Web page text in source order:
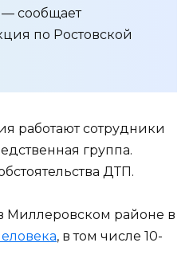
сообщает
по Ростовской
работают сотрудники
группа.
ДТП.
Миллеровском районе в
, в том числе 10-